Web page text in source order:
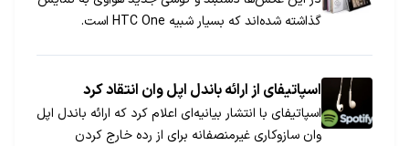
گذاشته شده‌اند که بسیار شبیه HTC One است.
اسپاتیفای از ارائه باندل اپل وان انتقاد کرد
اسپاتیفای با انتشار بیانیه‌ای اعلام کرد که ارائه باندل اپل
وان سازوکاری غیرمنصفانه برای از رده خارج کردن